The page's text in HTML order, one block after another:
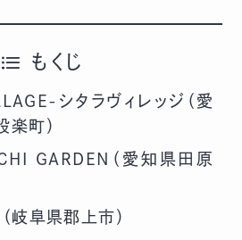
もくじ
シタラヴィレッジ（愛
町）
GARDEN（愛知県田原
岐阜県郡上市）